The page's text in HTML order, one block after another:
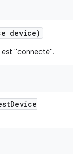
device)
est "connecté".
Device